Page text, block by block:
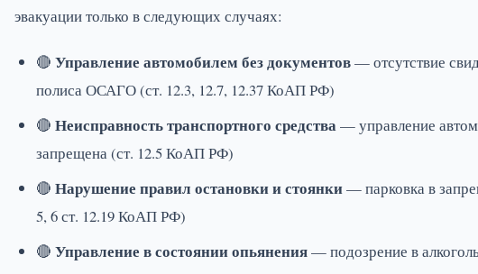
эвакуации только в следующих случаях:
🔴 Управление автомобилем без документов— отсутствие
полиса ОСАГО (ст. 12.3, 12.7, 12.37 КоАП РФ)
🔴 Неисправность транспортного средства— управление
запрещена (ст. 12.5 КоАП РФ)
🔴 Нарушение правил остановки и стоянки— парковка в
5, 6 ст. 12.19 КоАП РФ)
🔴 Управление в состоянии опьянения— подозрение в